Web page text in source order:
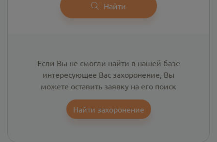
Найти
Если Вы не смогли найти в нашей базе
интересующее Вас захоронение, Вы
можете оставить заявку на его поиск
Найти захоронение